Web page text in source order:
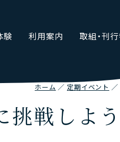
験 利用案内 取組・刊
ホーム 定期イベント
戦しよ